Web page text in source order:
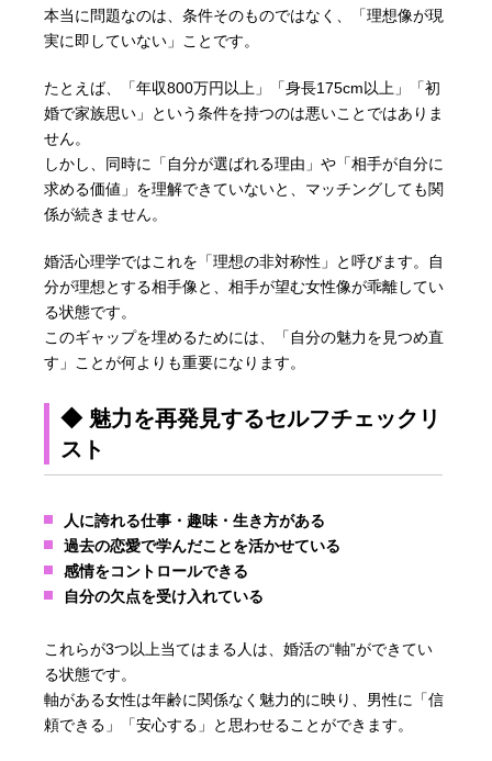
本当に問題なのは、条件そのものではなく、「理想像が現
実に即していない」ことです。
たとえば、「年収800万円以上」「身長175cm以上」「初
婚で家族思い」という条件を持つのは悪いことではありま
せん。
しかし、同時に「自分が選ばれる理由」や「相手が自分に
求める価値」を理解できていないと、マッチングしても関
係が続きません。
婚活心理学ではこれを「理想の非対称性」と呼びます。自
分が理想とする相手像と、相手が望む女性像が乖離してい
る状態です。
このギャップを埋めるためには、「自分の魅力を見つめ直
す」ことが何よりも重要になります。
◆ 魅力を再発見するセルフチェックリ
スト
人に誇れる仕事・趣味・生き方がある
過去の恋愛で学んだことを活かせている
感情をコントロールできる
自分の欠点を受け入れている
これらが3つ以上当てはまる人は、婚活の“軸”ができてい
る状態です。
軸がある女性は年齢に関係なく魅力的に映り、男性に「信
頼できる」「安心する」と思わせることができます。